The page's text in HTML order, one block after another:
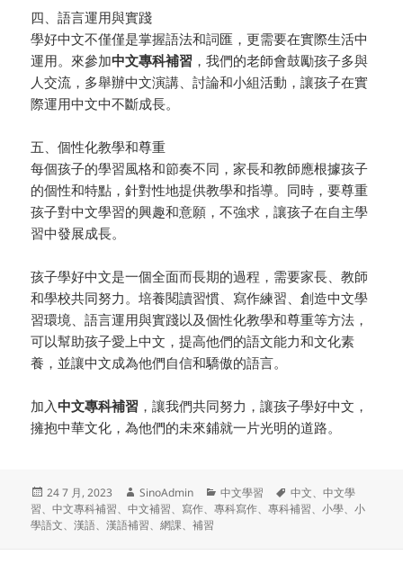
四、語言運用與實踐
學好中文不僅僅是掌握語法和詞匯，更需要在實際生活中
運用。來參加中文專科補習 ，我們的老師會鼓勵孩子多與
人交流，多舉辦中文演講、討論和小組活動，讓孩子在實
際運用中文中不斷成長。
五、個性化教學和尊重
每個孩子的學習風格和節奏不同，家長和教師應根據孩子
的個性和特點，針對性地提供教學和指導。同時，要尊重
孩子對中文學習的興趣和意願，不強求，讓孩子在自主學
習中發展成長。
孩子學好中文是一個全面而長期的過程，需要家長、教師
和學校共同努力。培養閱讀習慣、寫作練習、創造中文學
習環境、語言運用與實踐以及個性化教學和尊重等方法，
可以幫助孩子愛上中文，提高他們的語文能力和文化素
養，並讓中文成為他們自信和驕傲的語言。
加入中文專科補習 ，讓我們共同努力，讓孩子學好中文，
擁抱中華文化，為他們的未來鋪就一片光明的道路。
发
布
于
24 7 月, 2023
作
者
SinoAdmin
分
类
中文學習
标
签
中文、中文學
習、中文專科補習、中文補習、寫作、專科寫作、專科補習、小學、小
學語文、漢語、漢語補習、網課、補習